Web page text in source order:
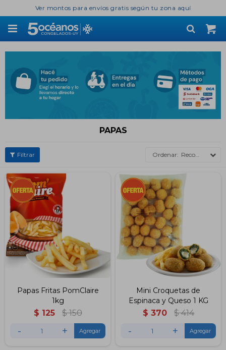
Ver montos para envíos gratis según tu zona aquí

PAPAS
Recomendados
Papas Fritas PomClaire
1kg
$ 125 $ 150
- +
Mini Croquetas de
Espinaca y Queso 1 KG
$ 370 $ 414
- +